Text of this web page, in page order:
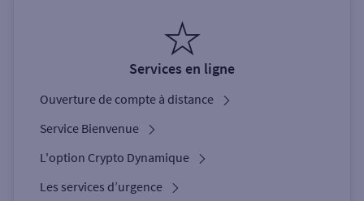
Services en ligne
Ouverture de compte à distance
Service Bienvenue
L'option Crypto Dynamique
Les services d’urgence